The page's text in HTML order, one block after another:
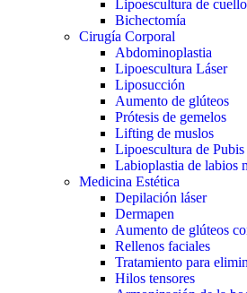
Lipoescultura de cuello
Bichectomía
Cirugía Corporal
Abdominoplastia
Lipoescultura Láser
Liposucción
Aumento de glúteos
Prótesis de gemelos
Lifting de muslos
Lipoescultura de Pubis
Labioplastia de labios
Medicina Estética
Depilación láser
Dermapen
Aumento de glúteos
Rellenos faciales
Tratamiento para
Hilos tensores